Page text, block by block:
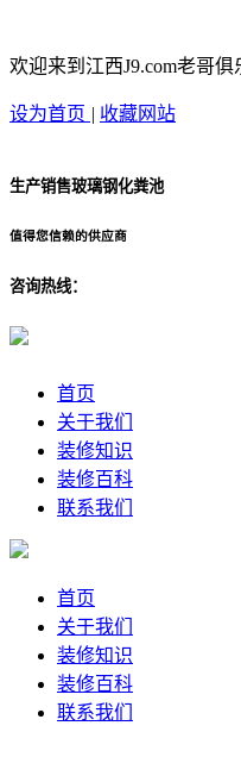
欢迎来到江西J9.com老哥
设为首页 | 收藏网站
生产销售玻璃钢化粪池
值得您信赖的供应商
咨询热线：
首页
关于我们
装修知识
装修百科
联系我们
首页
关于我们
装修知识
装修百科
联系我们